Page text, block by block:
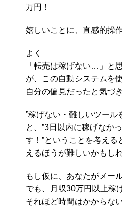
万円！
嬉しいことに、直感的操
よく
「転売は稼げない…」と
が、この自動システムを
自分の偏見だったと気づ
”稼げない・難しいツール
と、”3日以内に稼げなか
す！”ということを考え
えるほうが難しいかもし
もし仮に、あなたがメー
でも、月収30万円以上稼
それほど時間はかからな